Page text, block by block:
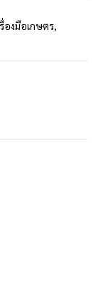
องมือเกษตร,